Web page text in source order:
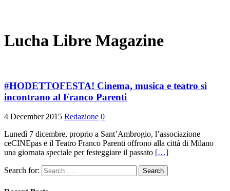
Lucha Libre Magazine
#HODETTOFESTA! Cinema, musica e teatro si
incontrano al Franco Parenti
4 December 2015 Redazione 0
Lunedì 7 dicembre, proprio a Sant’Ambrogio, l’associazione
ceCINEpas e il Teatro Franco Parenti offrono alla città di Milano
una giornata speciale per festeggiare il passato […]
Search for: